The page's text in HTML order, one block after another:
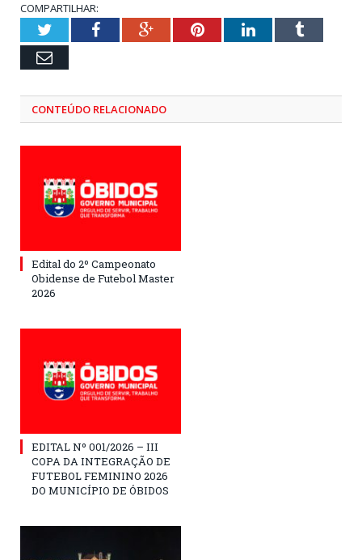
COMPARTILHAR:
TwitterFacebookGoogle+PinterestLinkedInTumblr
Email
CONTEÚDO RELACIONADO
Edital do 2º Campeonato
Obidense de Futebol Master
2026
EDITAL Nº 001/2026 – III
COPA DA INTEGRAÇÃO DE
FUTEBOL FEMININO 2026
DO MUNICÍPIO DE ÓBIDOS